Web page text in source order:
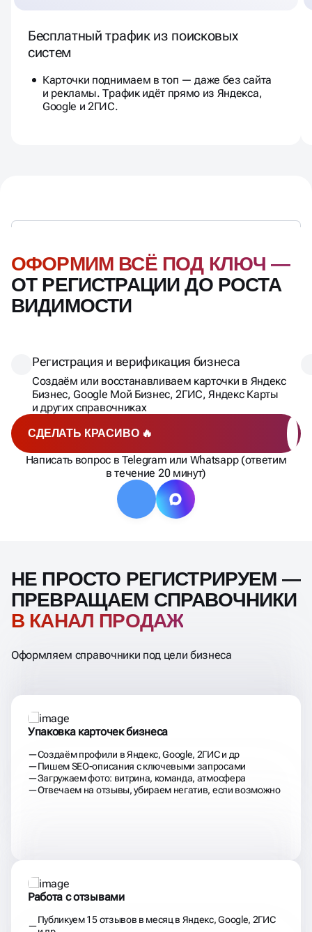
Бесплатный трафик из поисковых
систем
Карточки поднимаем в топ — даже без сайта
и рекламы. Трафик идёт прямо из Яндекса,
Google и 2ГИС.
ОФОРМИМ ВСЁ ПОД КЛЮЧ —
ОТ РЕГИСТРАЦИИ ДО РОСТА
ВИДИМОСТИ
СДЕЛАТЬ КРАСИВО 🔥
Написать вопрос в Telegram или Whatsapp (ответим
в течение 20 минут)
Регистрация и верификация бизнеса
Создаём или восстанавливаем карточки в Яндекс
Бизнес, Google Мой Бизнес, 2ГИС, Яндекс Карты
и других справочниках
НЕ ПРОСТО РЕГИСТРИРУЕМ —
ПРЕВРАЩАЕМ СПРАВОЧНИКИ
В КАНАЛ ПРОДАЖ
Оформляем справочники под цели бизнеса
Упаковка карточек бизнеса
Создаём профили в Яндекс, Google, 2ГИС и др
Пишем SEO-описания с ключевыми запросами
Загружаем фото: витрина, команда, атмосфера
Отвечаем на отзывы, убираем негатив, если возможно
Работа с отзывами
Публикуем 15 отзывов в месяц в Яндекс, Google, 2ГИС